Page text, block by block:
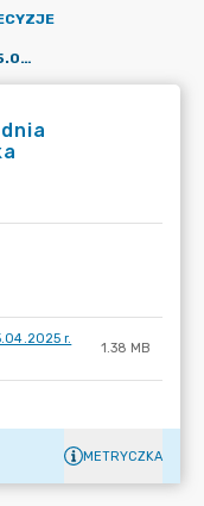
OŚWIADCZENIE MAJĄTKOWE Z DNIA 15.04.2025 R. - EWA LEWIŃSKA
r.
1.38 MB
METRYCZKA